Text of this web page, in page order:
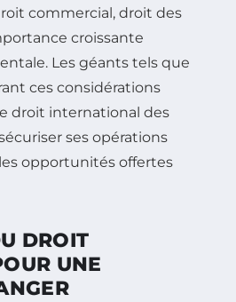
commercial, droit des
croissante
Les géants tels que
ces considérations
droit international des
ses opérations
opportunités offertes
DROIT
UNE